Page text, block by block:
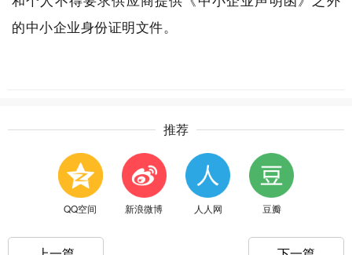
的中小企业身份证明文件。
推荐
QQ空间 新浪微博 人人网 豆瓣